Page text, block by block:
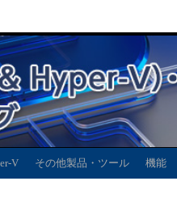
V その他製品・ツール 機能